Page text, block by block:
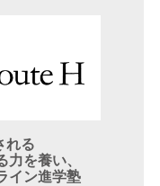
れる
を養い、
イン進学塾